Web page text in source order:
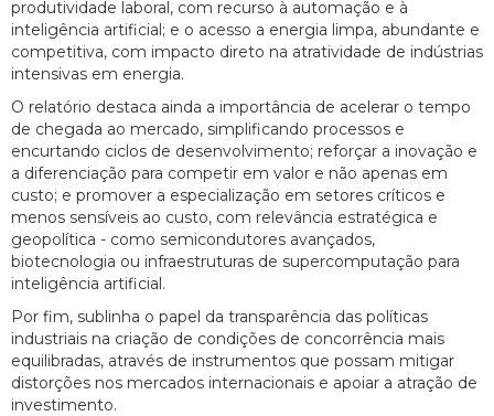
produtividade laboral, com recurso à automação e à
inteligência artificial; e o acesso a energia limpa, abundante e
competitiva, com impacto direto na atratividade de indústrias
intensivas em energia.
O relatório destaca ainda a importância de acelerar o tempo
de chegada ao mercado, simplificando processos e
encurtando ciclos de desenvolvimento; reforçar a inovação e
a diferenciação para competir em valor e não apenas em
custo; e promover a especialização em setores críticos e
menos sensíveis ao custo, com relevância estratégica e
geopolítica - como semicondutores avançados,
biotecnologia ou infraestruturas de supercomputação para
inteligência artificial.
Por fim, sublinha o papel da transparência das políticas
industriais na criação de condições de concorrência mais
equilibradas, através de instrumentos que possam mitigar
distorções nos mercados internacionais e apoiar a atração de
investimento.